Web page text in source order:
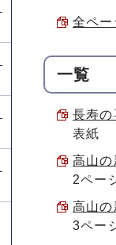
全ペー
一覧
長寿
表紙
高山
2ペー
高山
3ペー